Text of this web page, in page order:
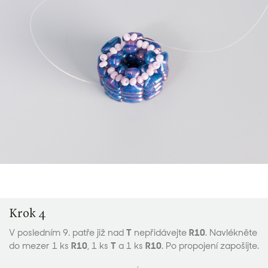
Krok 4
V posledním 9. patře již nad T nepřidávejte R10. Navlékněte
do mezer 1 ks R10, 1 ks T a 1 ks R10. Po propojení zapošijte.